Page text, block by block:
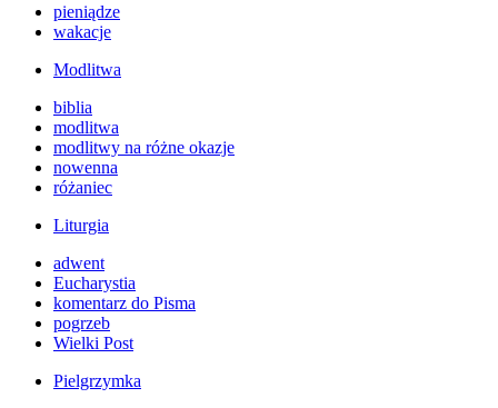
pieniądze
wakacje
Modlitwa
biblia
modlitwa
modlitwy na różne okazje
nowenna
różaniec
Liturgia
adwent
Eucharystia
komentarz do Pisma
pogrzeb
Wielki Post
Pielgrzymka